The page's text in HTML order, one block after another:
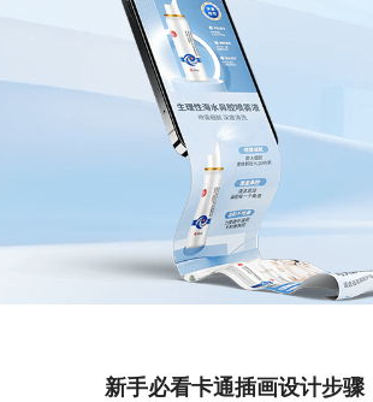
新手必看卡通插画设计步骤